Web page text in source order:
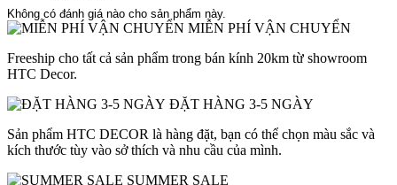
Không có đánh giá nào cho sản phẩm này.
MIỄN PHÍ VẬN CHUYỂN
Freeship cho tất cả sản phẩm trong bán kính 20km từ showroom
HTC Decor.
ĐẶT HÀNG 3-5 NGÀY
Sản phẩm HTC DECOR là hàng đặt, bạn có thể chọn màu sắc và
kích thước tùy vào sở thích và nhu cầu của mình.
SUMMER SALE